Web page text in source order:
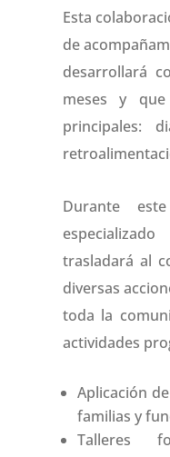
Esta
de
desarrollará
meses y
principales:
Durante
trasladará al
diversas
toda la
actividades
Aplicación
familias y
Talleres